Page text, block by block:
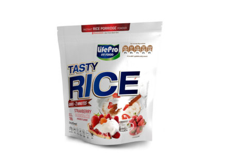
AÑADIR AL CARRITO